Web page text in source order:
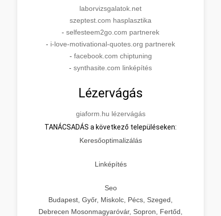
laborvizsgalatok.net
szeptest.com hasplasztika
- selfesteem2go.com partnerek
- i-love-motivational-quotes.org partnerek
- facebook.com chiptuning
- synthasite.com linképítés
Lézervágás
giaform.hu lézervágás
TANÁCSADÁS a következő településeken:
Keresőoptimalizálás
Linképítés
Seo
Budapest, Győr, Miskolc, Pécs, Szeged,
Debrecen Mosonmagyaróvár, Sopron, Fertőd,